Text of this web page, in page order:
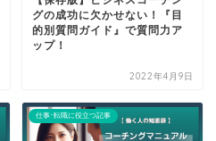
グの成功に欠かせない！『目
的別質問ガイド』で質問力ア
ップ！
2022年4月9日
仕事･転職に役立つ記事